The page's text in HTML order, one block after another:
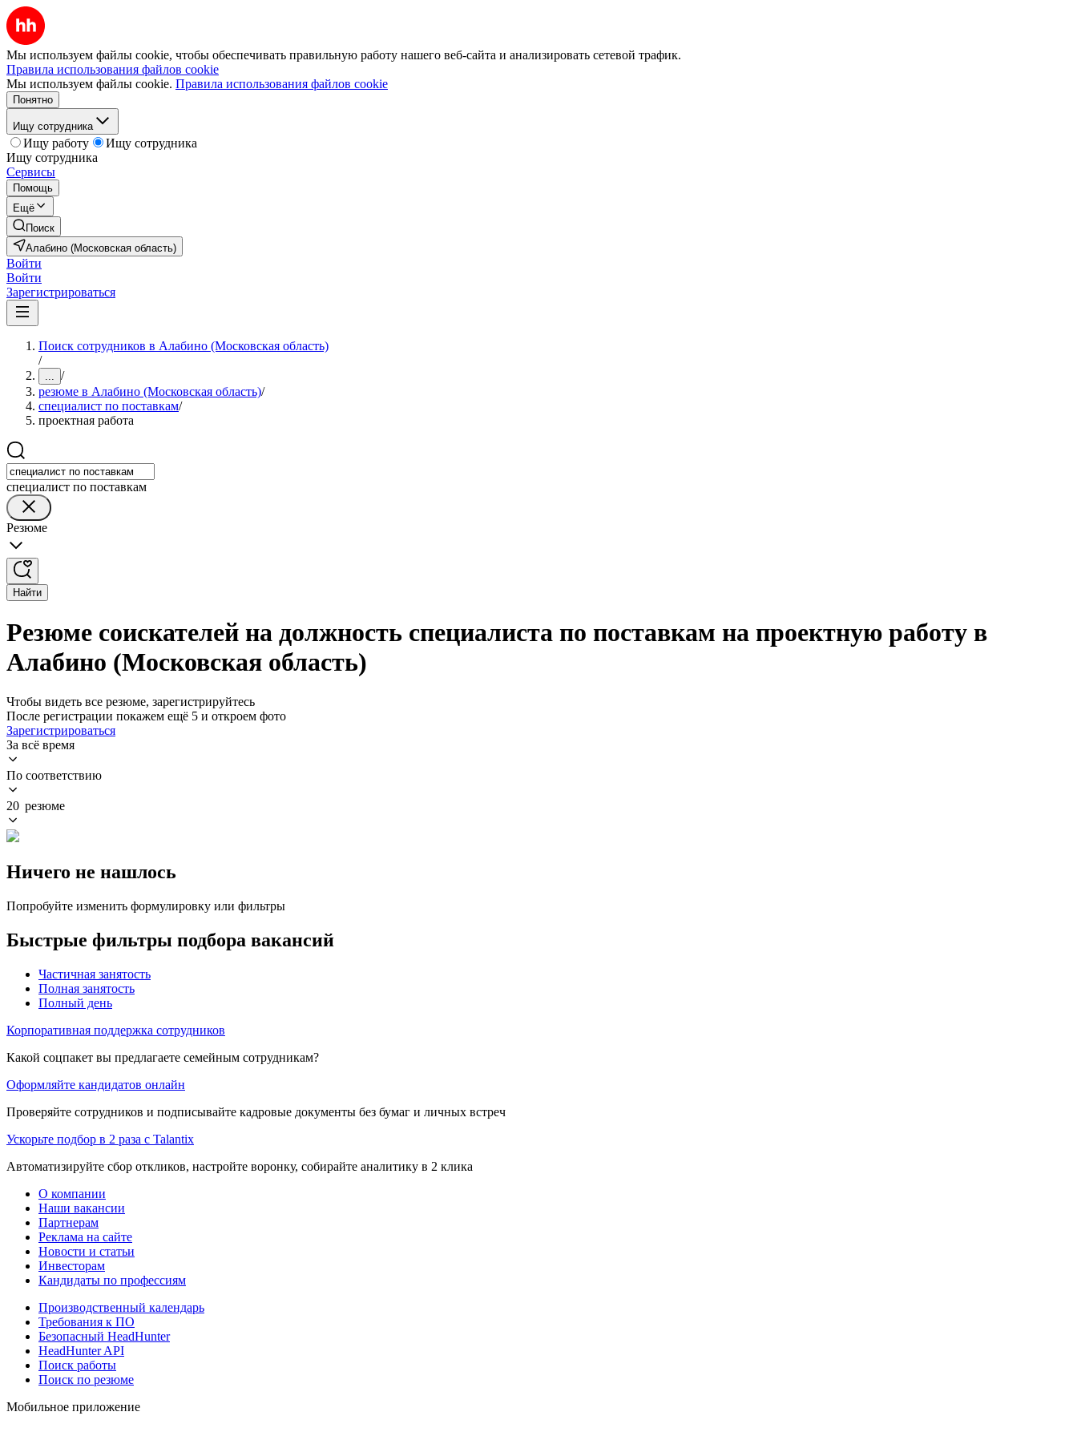
Мы используем файлы cookie, чтобы обеспечивать правильную работу нашего веб-сайта и анализировать сетевой трафик.
Правила использования файлов cookie
Мы используем файлы cookie. Правила использования файлов cookie
Понятно
Ищу сотрудника
Ищу работу
Ищу сотрудника
Ищу сотрудника
Сервисы
Помощь
Ещё
Поиск
Алабино (Московская область)
Войти
Войти
Зарегистрироваться
Поиск сотрудников в Алабино (Московская область)
/
... /
резюме в Алабино (Московская область)/
специалист по поставкам/
проектная работа
специалист по поставкам
Резюме
Найти
Резюме соискателей на должность специалиста по поставкам на проектную работу в
Алабино (Московская область)
Чтобы видеть все резюме, зарегистрируйтесь
После регистрации покажем ещё 5 и откроем фото
Зарегистрироваться
За всё время
По соответствию
20 резюме
Ничего не нашлось
Попробуйте изменить формулировку или фильтры
Быстрые фильтры подбора вакансий
Частичная занятость
Полная занятость
Полный день
Корпоративная поддержка сотрудников
Какой соцпакет вы предлагаете семейным сотрудникам?
Оформляйте кандидатов онлайн
Проверяйте сотрудников и подписывайте кадровые документы без бумаг и личных встреч
Ускорьте подбор в 2 раза с Talantix
Автоматизируйте сбор откликов, настройте воронку, собирайте аналитику в 2 клика
О компании
Наши вакансии
Партнерам
Реклама на сайте
Новости и статьи
Инвесторам
Кандидаты по профессиям
Производственный календарь
Требования к ПО
Безопасный HeadHunter
HeadHunter API
Поиск работы
Поиск по резюме
Мобильное приложение